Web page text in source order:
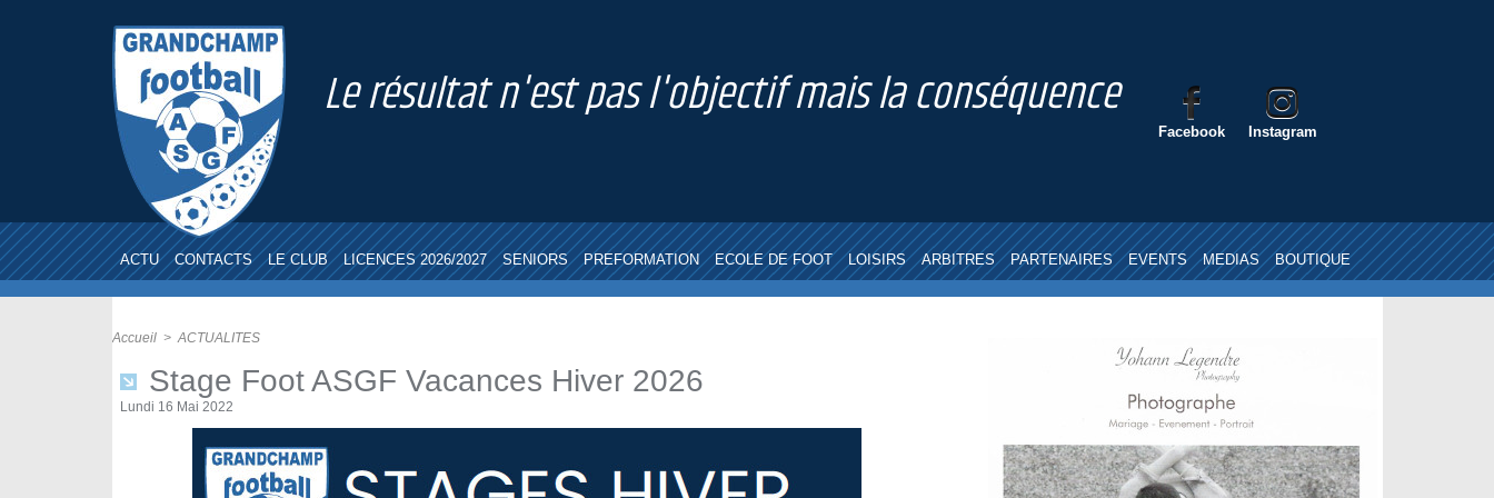
Le résultat n'est pas l'objectif mais la conséquence
Facebook Instagram
ACTU CONTACTS LE CLUB LICENCES 2026/2027 SENIORS PREFORMATION ECOLE DE FOOT LOISIRS ARBITRES PARTENAIRES EVENTS MEDIAS BOUTIQUE
Accueil > ACTUALITES
Stage Foot ASGF Vacances Hiver 2026
Lundi 16 Mai 2022